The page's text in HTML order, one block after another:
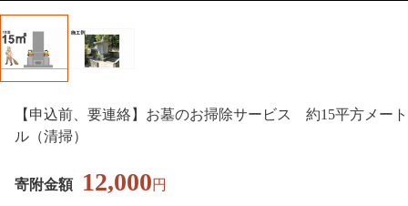
【申込前、要連絡】お墓のお掃除サービス 約15平方メート
ル（清掃）
寄附金額 12,000円